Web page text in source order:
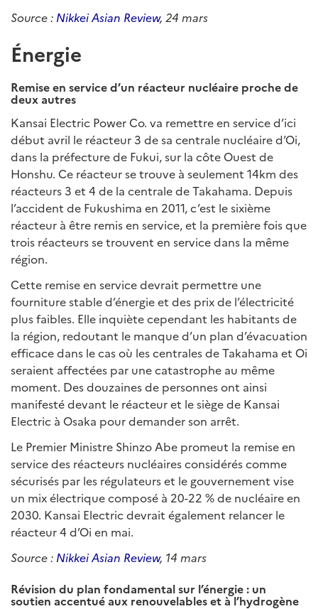
Source : Nikkei Asian Review, 24 mars
Énergie
Remise en service d’un réacteur nucléaire proche de
deux autres
Kansai Electric Power Co. va remettre en service d’ici
début avril le réacteur 3 de sa centrale nucléaire d’Oi,
dans la préfecture de Fukui, sur la côte Ouest de
Honshu. Ce réacteur se trouve à seulement 14km des
réacteurs 3 et 4 de la centrale de Takahama. Depuis
l’accident de Fukushima en 2011, c’est le sixième
réacteur à être remis en service, et la première fois que
trois réacteurs se trouvent en service dans la même
région.
Cette remise en service devrait permettre une
fourniture stable d’énergie et des prix de l’électricité
plus faibles. Elle inquiète cependant les habitants de
la région, redoutant le manque d’un plan d’évacuation
efficace dans le cas où les centrales de Takahama et Oi
seraient affectées par une catastrophe au même
moment. Des douzaines de personnes ont ainsi
manifesté devant le réacteur et le siège de Kansai
Electric à Osaka pour demander son arrêt.
Le Premier Ministre Shinzo Abe promeut la remise en
service des réacteurs nucléaires considérés comme
sécurisés par les régulateurs et le gouvernement vise
un mix électrique composé à 20-22 % de nucléaire en
2030. Kansai Electric devrait également relancer le
réacteur 4 d’Oi en mai.
Source : Nikkei Asian Review, 14 mars
Révision du plan fondamental sur l’énergie : un
soutien accentué aux renouvelables et à l’hydrogène